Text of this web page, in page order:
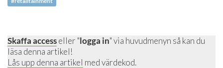
Skaffa accesseller "logga in" via huvudmenyn så kan du
läsa denna artikel!
Lås upp denna artikel med värdekod.